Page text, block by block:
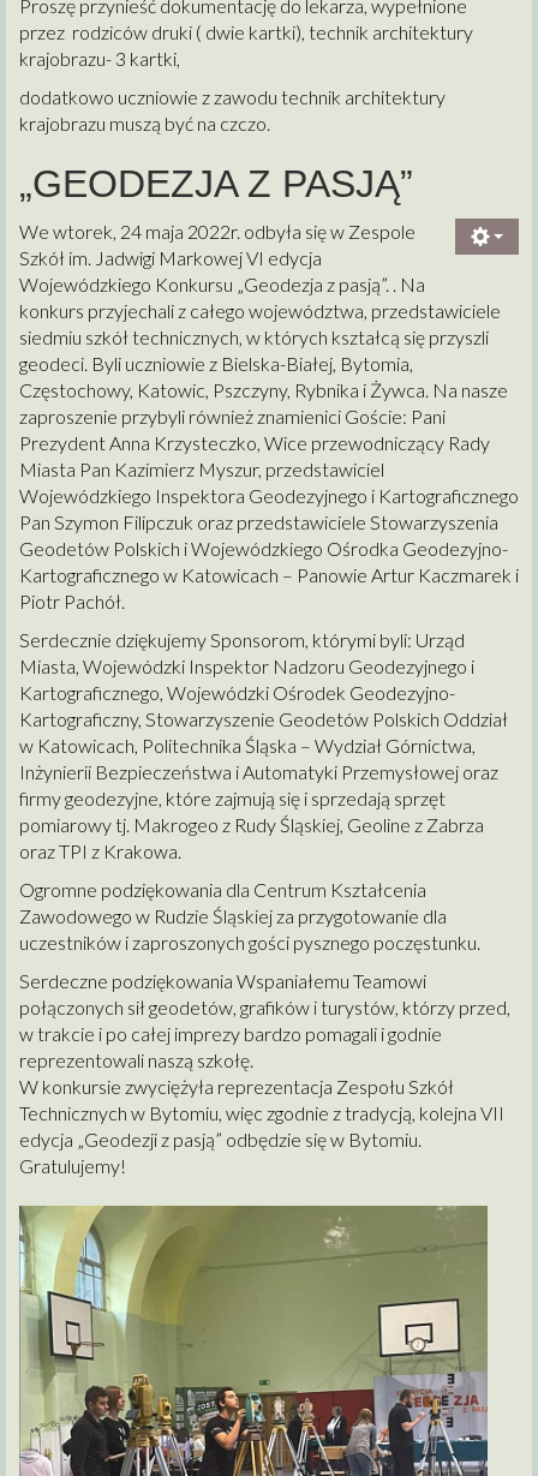
Proszę przynieść dokumentację do lekarza, wypełnione
przez rodziców druki ( dwie kartki), technik architektury
krajobrazu- 3 kartki,
dodatkowo uczniowie z zawodu technik architektury
krajobrazu muszą być na czczo.
„GEODEZJA Z PASJĄ”
We wtorek, 24 maja 2022r. odbyła się w Zespole
Szkół im. Jadwigi Markowej VI edycja
Wojewódzkiego Konkursu „Geodezja z pasją”. . Na
konkurs przyjechali z całego województwa, przedstawiciele
siedmiu szkół technicznych, w których kształcą się przyszli
geodeci. Byli uczniowie z Bielska-Białej, Bytomia,
Częstochowy, Katowic, Pszczyny, Rybnika i Żywca. Na nasze
zaproszenie przybyli również znamienici Goście: Pani
Prezydent Anna Krzysteczko, Wice przewodniczący Rady
Miasta Pan Kazimierz Myszur, przedstawiciel
Wojewódzkiego Inspektora Geodezyjnego i Kartograficznego
Pan Szymon Filipczuk oraz przedstawiciele Stowarzyszenia
Geodetów Polskich i Wojewódzkiego Ośrodka Geodezyjno-
Kartograficznego w Katowicach – Panowie Artur Kaczmarek i
Piotr Pachół.
Serdecznie dziękujemy Sponsorom, którymi byli: Urząd
Miasta, Wojewódzki Inspektor Nadzoru Geodezyjnego i
Kartograficznego, Wojewódzki Ośrodek Geodezyjno-
Kartograficzny, Stowarzyszenie Geodetów Polskich Oddział
w Katowicach, Politechnika Śląska – Wydział Górnictwa,
Inżynierii Bezpieczeństwa i Automatyki Przemysłowej oraz
firmy geodezyjne, które zajmują się i sprzedają sprzęt
pomiarowy tj. Makrogeo z Rudy Śląskiej, Geoline z Zabrza
oraz TPI z Krakowa.
Ogromne podziękowania dla Centrum Kształcenia
Zawodowego w Rudzie Śląskiej za przygotowanie dla
uczestników i zaproszonych gości pysznego poczęstunku.
Serdeczne podziękowania Wspaniałemu Teamowi
połączonych sił geodetów, grafików i turystów, którzy przed,
w trakcie i po całej imprezy bardzo pomagali i godnie
reprezentowali naszą szkołę.
W konkursie zwyciężyła reprezentacja Zespołu Szkół
Technicznych w Bytomiu, więc zgodnie z tradycją, kolejna VII
edycja „Geodezji z pasją” odbędzie się w Bytomiu.
Gratulujemy!